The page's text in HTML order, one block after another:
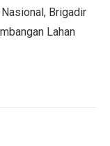
Brigadir
Lahan